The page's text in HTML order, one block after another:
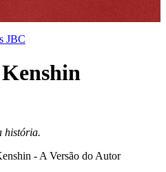
JBC
história.